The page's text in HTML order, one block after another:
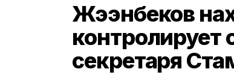
Жээнбеков
контролирует
секретаря